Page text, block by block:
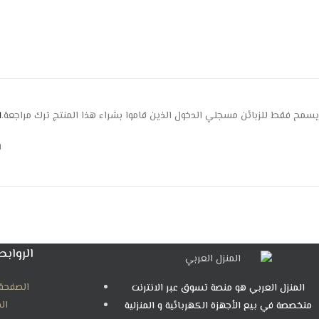
يسمح فقط للزبائن مسجلي الدخول الذين قاموا بشراء هذا المنتج ترك مراجعة.
المنزل العربي هو منصة تسوق عبر الانترنت
متخصصة في بيع الأجهزة الكهربائية و المنزلية